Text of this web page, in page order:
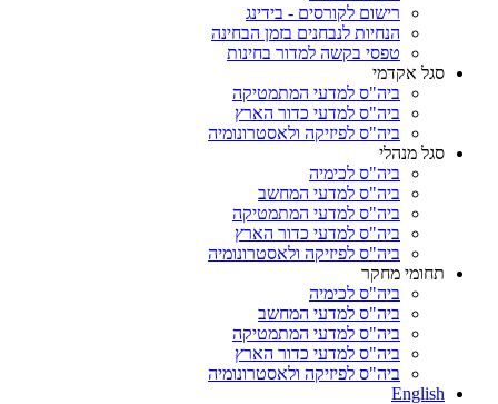
רישום לקורסים - בידינג
הנחיות לנבחנים בזמן הבחינה
טפסי בקשה למדור בחינות
סגל אקדמי
ביה"ס למדעי המתמטיקה
ביה"ס למדעי כדור הארץ
ביה"ס לפיזיקה ולאסטרונומיה
סגל מנהלי
ביה"ס לכימיה
ביה"ס למדעי המחשב
ביה"ס למדעי המתמטיקה
ביה"ס למדעי כדור הארץ
ביה"ס לפיזיקה ולאסטרונומיה
תחומי מחקר
ביה"ס לכימיה
ביה"ס למדעי המחשב
ביה"ס למדעי המתמטיקה
ביה"ס למדעי כדור הארץ
ביה"ס לפיזיקה ולאסטרונומיה
English